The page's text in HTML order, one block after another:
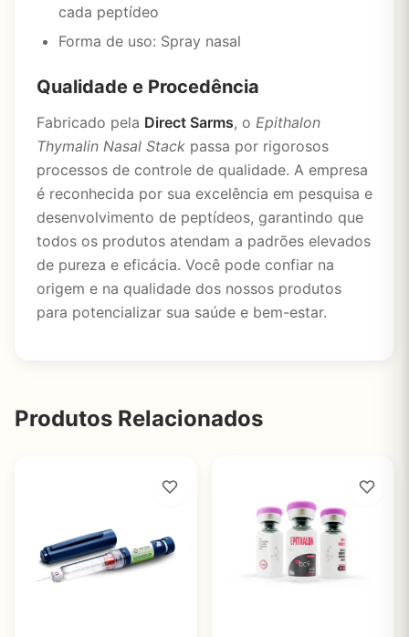
cada peptídeo
Forma de uso: Spray nasal
Qualidade e Procedência
Fabricado pela Direct Sarms, o Epithalon
Thymalin Nasal Stack passa por rigorosos
processos de controle de qualidade. A empresa
é reconhecida por sua excelência em pesquisa e
desenvolvimento de peptídeos, garantindo que
todos os produtos atendam a padrões elevados
de pureza e eficácia. Você pode confiar na
origem e na qualidade dos nossos produtos
para potencializar sua saúde e bem-estar.
Produtos Relacionados